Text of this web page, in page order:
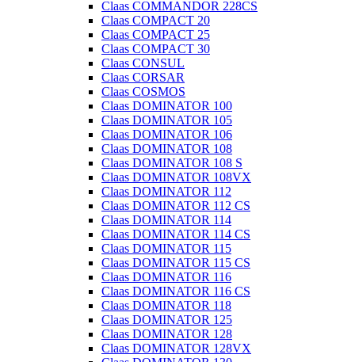
Claas COMMANDOR 228CS
Claas COMPACT 20
Claas COMPACT 25
Claas COMPACT 30
Claas CONSUL
Claas CORSAR
Claas COSMOS
Claas DOMINATOR 100
Claas DOMINATOR 105
Claas DOMINATOR 106
Claas DOMINATOR 108
Claas DOMINATOR 108 S
Claas DOMINATOR 108VX
Claas DOMINATOR 112
Claas DOMINATOR 112 CS
Claas DOMINATOR 114
Claas DOMINATOR 114 CS
Claas DOMINATOR 115
Claas DOMINATOR 115 CS
Claas DOMINATOR 116
Claas DOMINATOR 116 CS
Claas DOMINATOR 118
Claas DOMINATOR 125
Claas DOMINATOR 128
Claas DOMINATOR 128VX